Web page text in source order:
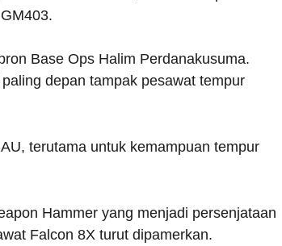
Base Ops Halim Perdanakusuma.
depan tampak pesawat tempur
terutama untuk kemampuan tempur
Hammer yang menjadi persenjataan
Falcon 8X turut dipamerkan.